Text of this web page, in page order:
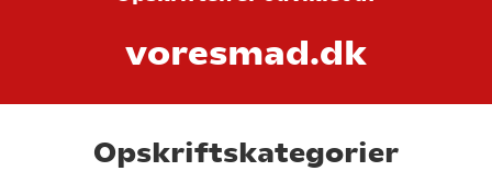
voresmad.dk
Opskriftskategorier